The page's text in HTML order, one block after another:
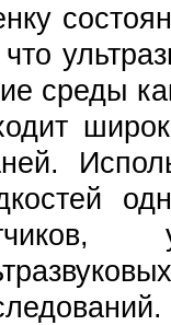
среды